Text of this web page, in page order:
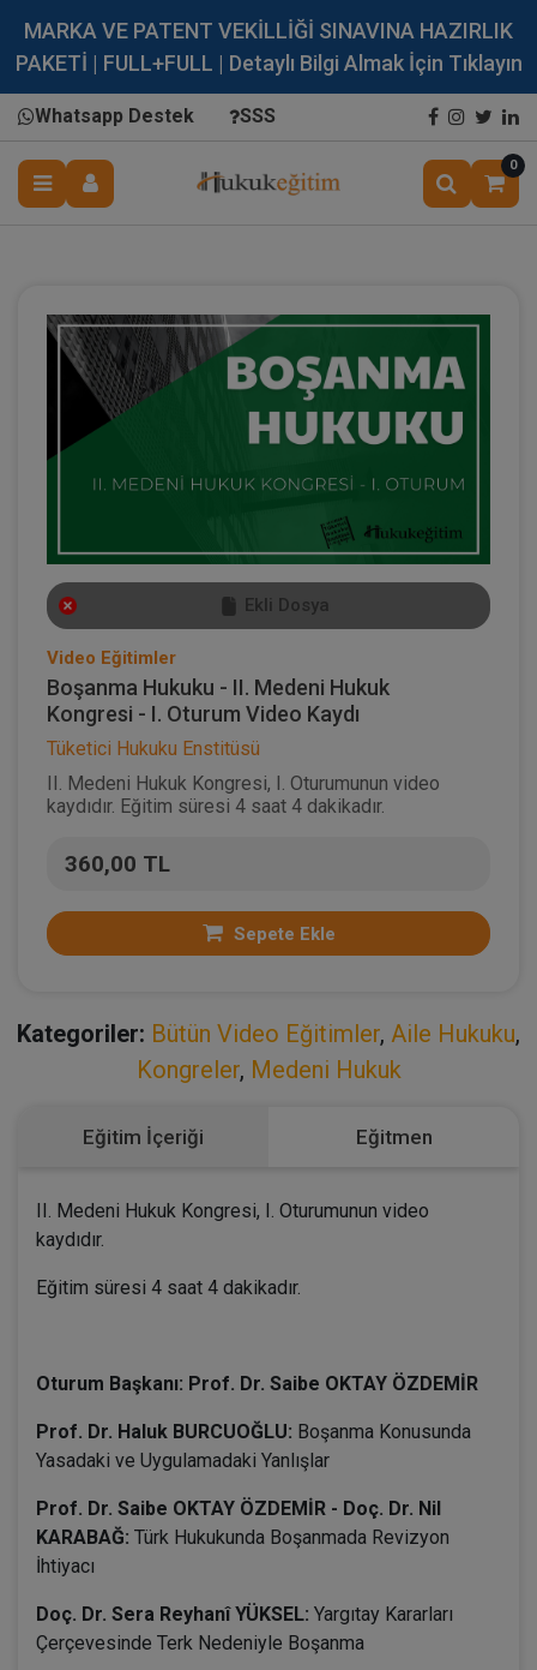
MARKA VE PATENT VEKİLLİĞİ SINAVINA HAZIRLIK
PAKETİ | FULL+FULL | Detaylı Bilgi Almak İçin Tıklayın
Whatsapp Destek SSS
0
Ekli Dosya
Video Eğitimler
Boşanma Hukuku - II. Medeni Hukuk
Kongresi - I. Oturum Video Kaydı
Tüketici Hukuku Enstitüsü
II. Medeni Hukuk Kongresi, I. Oturumunun video
kaydıdır. Eğitim süresi 4 saat 4 dakikadır.
360,00 TL
Sepete Ekle
Kategoriler: Bütün Video Eğitimler, Aile Hukuku,
Kongreler, Medeni Hukuk
Eğitim İçeriği Eğitmen
II. Medeni Hukuk Kongresi, I. Oturumunun video
kaydıdır.
Eğitim süresi 4 saat 4 dakikadır.
Oturum Başkanı: Prof. Dr. Saibe OKTAY ÖZDEMİR
Prof. Dr. Haluk BURCUOĞLU: Boşanma Konusunda
Yasadaki ve Uygulamadaki Yanlışlar
Prof. Dr. Saibe OKTAY ÖZDEMİR - Doç. Dr. Nil
KARABAĞ: Türk Hukukunda Boşanmada Revizyon
İhtiyacı
Doç. Dr. Sera Reyhanî YÜKSEL: Yargıtay Kararları
Çerçevesinde Terk Nedeniyle Boşanma